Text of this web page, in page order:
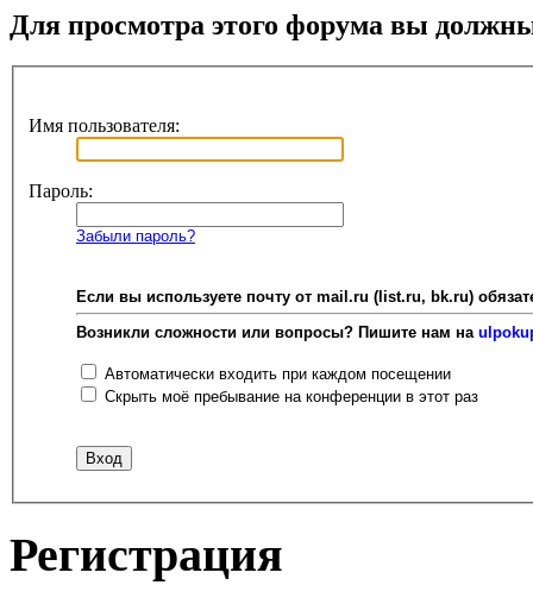
Для просмотра этого форума вы
Имя пользователя:
Пароль:
Забыли пароль?
Если вы используете почту от mail.ru (list.ru, bk.ru)
Возникли сложности или вопросы? Пишите нам на
Автоматически входить при каждом посещении
Скрыть моё пребывание на конференции в этот раз
Регистрация